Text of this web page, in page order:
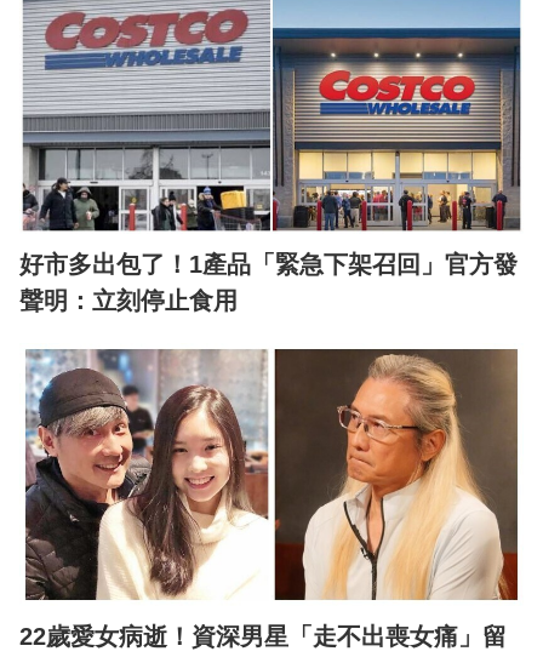
好市多出包了！1產品「緊急下架召回」官方發
聲明：立刻停止食用
22歲愛女病逝！資深男星「走不出喪女痛」留